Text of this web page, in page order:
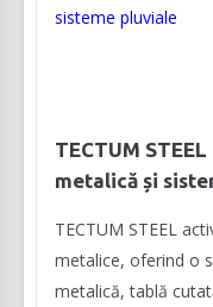
TECTUM
metalică și
TECTUM STEEL
metalice, oferind o
metalică, tablă